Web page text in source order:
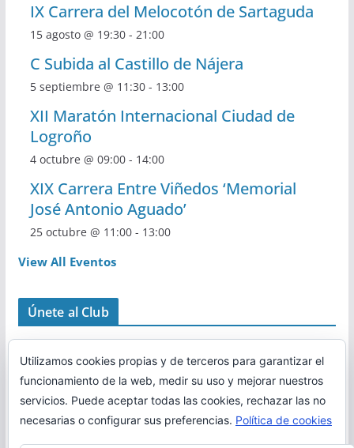
IX Carrera del Melocotón de Sartaguda
15 agosto @ 19:30- 21:00
C Subida al Castillo de Nájera
5 septiembre @ 11:30- 13:00
XII Maratón Internacional Ciudad de
Logroño
4 octubre @ 09:00- 14:00
XIX Carrera Entre Viñedos ‘Memorial
José Antonio Aguado’
25 octubre @ 11:00- 13:00
View All Eventos
Únete al Club
Utilizamos cookies propias y de terceros para garantizar el
funcionamiento de la web, medir su uso y mejorar nuestros
servicios. Puede aceptar todas las cookies, rechazar las no
necesarias o configurar sus preferencias. Política de cookies